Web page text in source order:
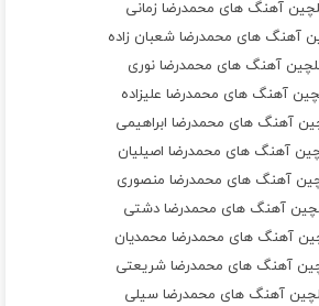
آهنگ های محمدرضا زمانی
آهنگ های محمدرضا شعبان زاده
گلچین آهنگ های محمدرضا نوری
آهنگ های محمدرضا علیزاده
آهنگ های محمدرضا ابراهیمی
آهنگ های محمدرضا اصیلیان
آهنگ های محمدرضا منصوری
آهنگ های محمدرضا دشتی
آهنگ های محمدرضا محمدیان
آهنگ های محمدرضا شریعتی
آهنگ های محمدرضا سیلی